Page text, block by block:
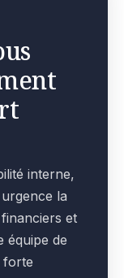
interne,
la
et
équipe de
forte